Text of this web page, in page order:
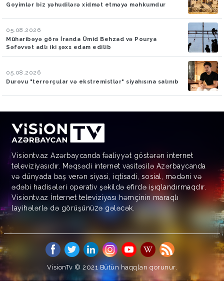
Goyimlər biz yəhudilərə xidmət etməyə məhkumdur
05.08.2026
Müharibəyə görə İranda Ümid Behzad və Pourya
Səfəvvət adlı iki şəxs edam edilib
05.08.2026
Durovu "terrorçular və ekstremistlər" siyahısına salınıb
Visiontv.az Azərbaycanda fəaliyyət göstərən internet
televiziyasıdır. Məqsədi internet vasitəsilə Azərbaycanda
və dünyada baş verən siyasi, iqtisadi, sosial, mədəni və
ədəbi hadisələri operativ şəkildə efirdə işıqlandırmaqdır.
Visiontv.az İnternet televiziyası həmçinin maraqlı
layihələrlə də görüşünüzə gələcək.
VisionTv © 2021 Bütün haqqları qorunur.